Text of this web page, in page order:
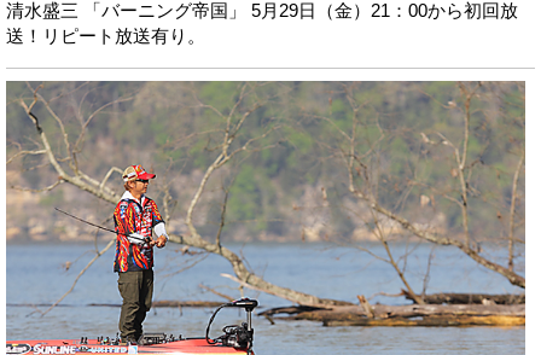
清水盛三 「バーニング帝国」 5月29日（金）21：00から初回放
送！リピート放送有り。